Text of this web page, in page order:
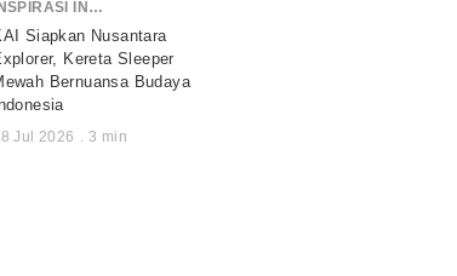
INSPIRASI INDONESIA
Siapkan Nusantara
Kereta Sleeper
Bernuansa Budaya
Jul 2026 . 3 min